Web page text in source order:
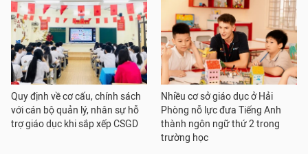
Quy định về cơ cấu, chính sách
với cán bộ quản lý, nhân sự hỗ
trợ giáo dục khi sắp xếp CSGD
Nhiều cơ sở giáo dục ở Hải
Phòng nỗ lực đưa Tiếng Anh
thành ngôn ngữ thứ 2 trong
trường học